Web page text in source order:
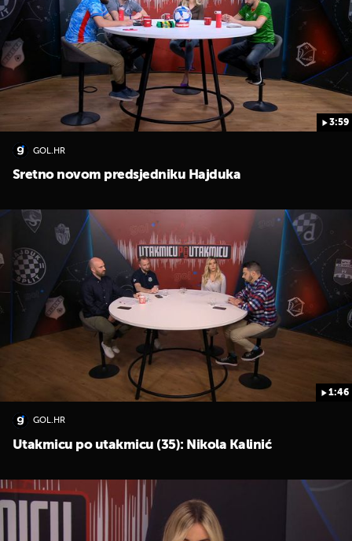
3:59
GOL.HR
Sretno novom predsjedniku Hajduka
1:46
GOL.HR
Utakmicu po utakmicu (35): Nikola Kalinić